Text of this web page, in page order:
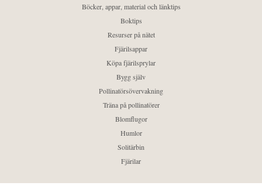
Böcker, appar, material och länktips
Boktips
Resurser på nätet
Fjärilsappar
Köpa fjärilsprylar
Bygg själv
Pollinatörsövervakning
Träna på pollinatörer
Blomflugor
Humlor
Solitärbin
Fjärilar